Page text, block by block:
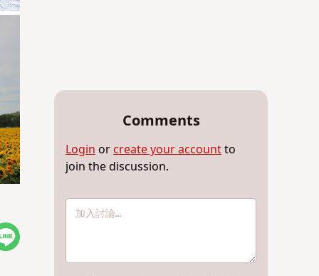
Comments
Login or create your accountto
join the discussion.